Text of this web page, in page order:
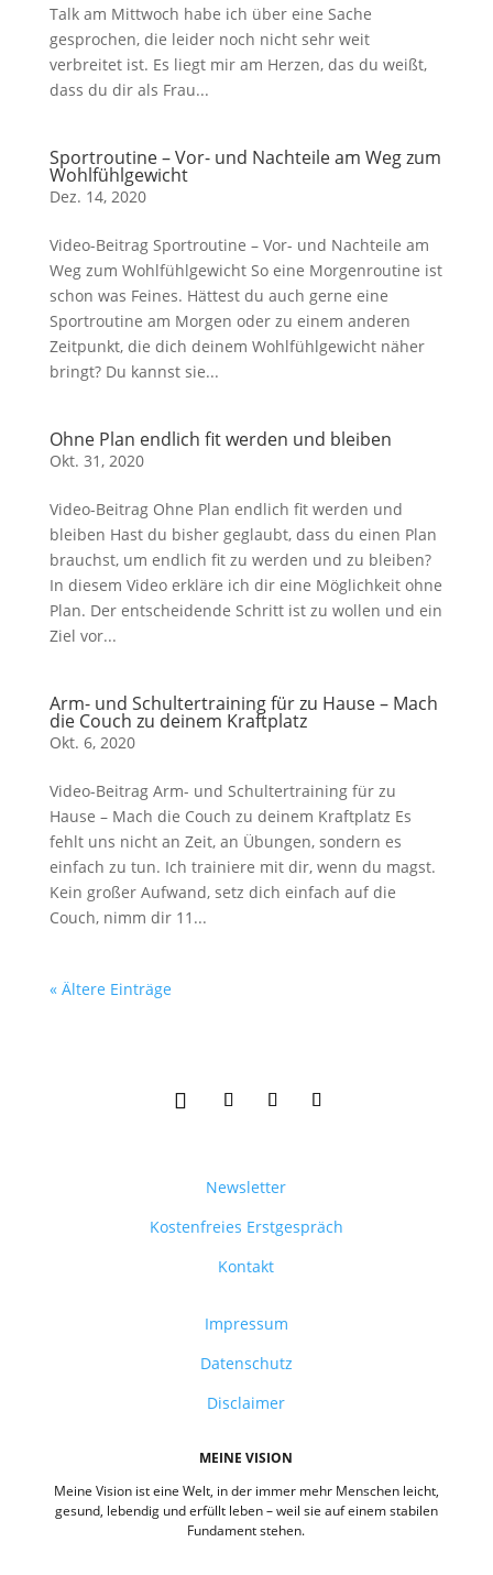
Talk am Mittwoch habe ich über eine Sache
gesprochen, die leider noch nicht sehr weit
verbreitet ist. Es liegt mir am Herzen, das du weißt,
dass du dir als Frau...
Sportroutine – Vor- und Nachteile am Weg zum
Wohlfühlgewicht
Dez. 14, 2020
Video-Beitrag Sportroutine – Vor- und Nachteile am
Weg zum Wohlfühlgewicht So eine Morgenroutine ist
schon was Feines. Hättest du auch gerne eine
Sportroutine am Morgen oder zu einem anderen
Zeitpunkt, die dich deinem Wohlfühlgewicht näher
bringt? Du kannst sie...
Ohne Plan endlich fit werden und bleiben
Okt. 31, 2020
Video-Beitrag Ohne Plan endlich fit werden und
bleiben Hast du bisher geglaubt, dass du einen Plan
brauchst, um endlich fit zu werden und zu bleiben?
In diesem Video erkläre ich dir eine Möglichkeit ohne
Plan. Der entscheidende Schritt ist zu wollen und ein
Ziel vor...
Arm- und Schultertraining für zu Hause – Mach
die Couch zu deinem Kraftplatz
Okt. 6, 2020
Video-Beitrag Arm- und Schultertraining für zu
Hause – Mach die Couch zu deinem Kraftplatz Es
fehlt uns nicht an Zeit, an Übungen, sondern es
einfach zu tun. Ich trainiere mit dir, wenn du magst.
Kein großer Aufwand, setz dich einfach auf die
Couch, nimm dir 11...
« Ältere Einträge
Newsletter
Kostenfreies Erstgespräch
Kontakt
Impressum
Datenschutz
Disclaimer
MEINE VISION
Meine Vision ist eine Welt, in der immer mehr Menschen leicht,
gesund, lebendig und erfüllt leben – weil sie auf einem stabilen
Fundament stehen.